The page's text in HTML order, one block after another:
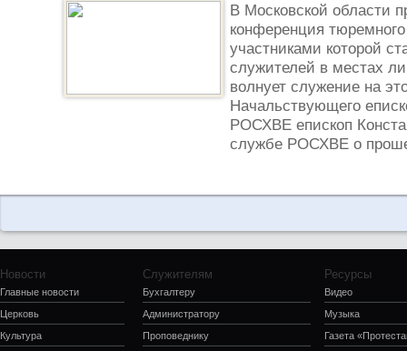
В Московской области
конференция
участниками которой
служителей в местах
волнует служение на
Начальствующего
РОСХВЕ епископ
службе РОСХВЕ о
Новости
Главные новости
Церковь
Культура
Служителям
Бухгалтеру
Администратору
Проповеднику
Ресурсы
Видео
Музыка
Газета